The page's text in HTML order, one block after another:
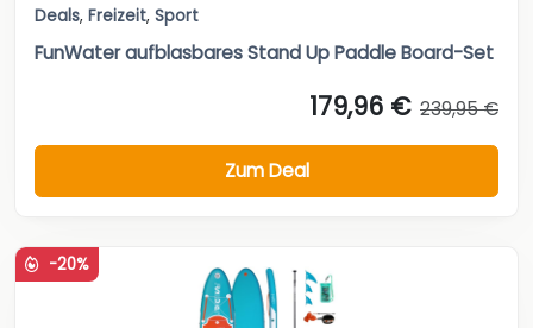
Deals, Freizeit, Sport
FunWater aufblasbares Stand Up Paddle Board-Set
179,96 € 239,95 €
Zum Deal
-20%